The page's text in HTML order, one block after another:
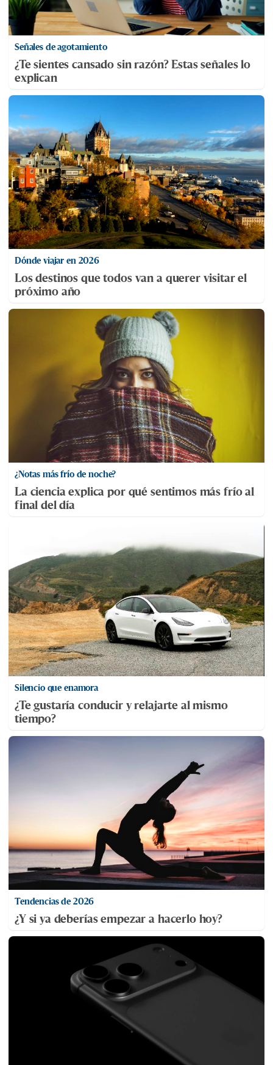
Señales de agotamiento
¿Te sientes cansado sin razón? Estas señales lo
explican
Dónde viajar en 2026
Los destinos que todos van a querer visitar el
próximo año
¿Notas más frío de noche?
La ciencia explica por qué sentimos más frío al
final del día
Silencio que enamora
¿Te gustaría conducir y relajarte al mismo
tiempo?
Tendencias de 2026
¿Y si ya deberías empezar a hacerlo hoy?